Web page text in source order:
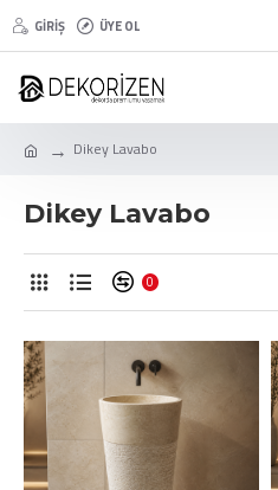
GIRIŞ ÜYE OL
Dikey Lavabo
Dikey Lavabo
0